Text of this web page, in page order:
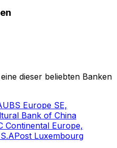
dieser beliebten Banken
UBS Europe SE,
Bank of China
Continental Europe,
Post Luxembourg